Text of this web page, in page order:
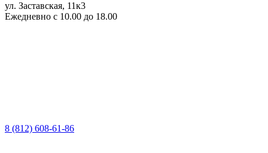
ул. Заставская, 11к3
Ежедневно с 10.00 до 18.00
8 (812) 608-61-86